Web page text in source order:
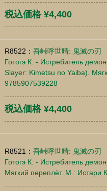
税込価格 ¥4,400
R8522： 吾峠呼世晴: 鬼滅の
Готогэ К. - Истребитель
Slayer: Kimetsu no Yaiba).
9785907539228
税込価格 ¥4,400
R8521： 吾峠呼世晴: 鬼滅の
Готогэ К. - Истребитель
Мягкий переплёт. М.: Истари